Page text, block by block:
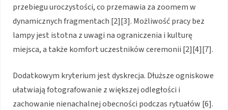
przebiegu uroczystości, co przemawia za zoomem w
dynamicznych fragmentach [2][3]. Możliwość pracy bez
lampy jest istotna z uwagi na ograniczenia i kulturę
miejsca, a także komfort uczestników ceremonii [2][4][7].
Dodatkowym kryterium jest dyskrecja. Dłuższe ogniskowe
ułatwiają fotografowanie z większej odległości i
zachowanie nienachalnej obecności podczas rytuałów [6].